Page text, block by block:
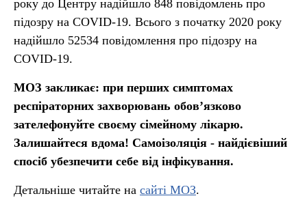
року до Центру надійшло 848 повідомлень про
підозру на COVID-19. Всього з початку 2020 року
надійшло 52534 повідомлення про підозру на
COVID-19.
МОЗ закликає: при перших симптомах
респіраторних захворювань обов’язково
зателефонуйте своєму сімейному лікарю.
Залишайтеся вдома! Самоізоляція - найдієвіший
спосіб убезпечити себе від інфікування.
Детальніше читайте на сайті МОЗ.